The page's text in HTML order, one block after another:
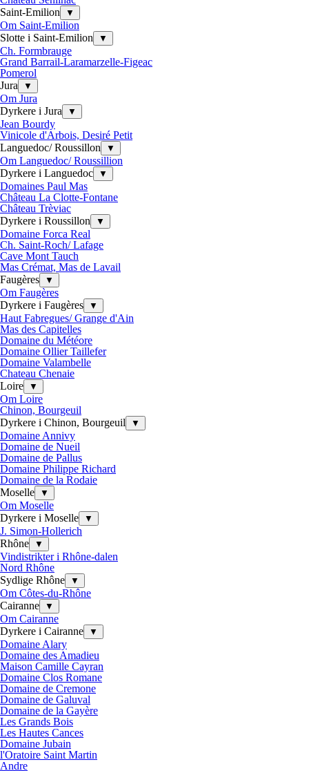
Saint-Emilion
▼
Om Saint-Emilion
Slotte i Saint-Emilion
▼
Ch. Formbrauge
Grand Barrail-Laramarzelle-Figeac
Pomerol
Jura
▼
Om Jura
Dyrkere i Jura
▼
Jean Bourdy
Vinicole d'Arbois, Desiré Petit
Languedoc/ Roussillon
▼
Om Languedoc/ Roussillion
Dyrkere i Languedoc
▼
Domaines Paul Mas
Château La Clotte-Fontane
Château Trèviac
Dyrkere i Roussillon
▼
Domaine Forca Real
Ch. Saint-Roch/ Lafage
Cave Mont Tauch
Mas Crémat, Mas de Lavail
Faugères
▼
Om Faugères
Dyrkere i Faugères
▼
Haut Fabregues/ Grange d'Ain
Mas des Capitelles
Domaine du Météore
Domaine Ollier Taillefer
Domaine Valambelle
Chateau Chenaie
Loire
▼
Om Loire
Chinon, Bourgeuil
Dyrkere i Chinon, Bourgeuil
▼
Domaine Annivy
Domaine de Nueil
Domaine de Pallus
Domaine Philippe Richard
Domaine de la Rodaie
Moselle
▼
Om Moselle
Dyrkere i Moselle
▼
J. Simon-Hollerich
Rhône
▼
Vindistrikter i Rhône-dalen
Nord Rhône
Sydlige Rhône
▼
Om Côtes-du-Rhône
Cairanne
▼
Om Cairanne
Dyrkere i Cairanne
▼
Domaine Alary
Domaine des Amadieu
Maison Camille Cayran
Domaine Clos Romane
Domaine de Cremone
Domaine de Galuval
Domaine de la Gayère
Les Grands Bois
Les Hautes Cances
Domaine Jubain
l'Oratoire Saint Martin
Andre